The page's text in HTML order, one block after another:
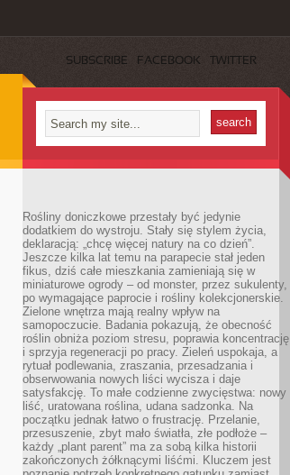
SUBSCRIBE FACEBOOK TWITTER
Rośliny doniczkowe przestały być jedynie
dodatkiem do wystroju. Stały się stylem życia,
deklaracją: „chcę więcej natury na co dzień”.
Jeszcze kilka lat temu na parapecie stał jeden
fikus, dziś całe mieszkania zamieniają się w
miniaturowe ogrody – od monster, przez sukulenty,
po wymagające paprocie i rośliny kolekcjonerskie.
Zielone wnętrza mają realny wpływ na
samopoczucie. Badania pokazują, że obecność
roślin obniża poziom stresu, poprawia koncentrację
i sprzyja regeneracji po pracy. Zieleń uspokaja, a
rytuał podlewania, zraszania, przesadzania i
obserwowania nowych liści wycisza i daje
satysfakcję. To małe codzienne zwycięstwa: nowy
liść, uratowana roślina, udana sadzonka. Na
początku jednak łatwo o frustrację. Przelanie,
przesuszenie, zbyt mało światła, złe podłoże –
każdy „plant parent” ma za sobą kilka historii
zakończonych żółknącymi liśćmi. Kluczem jest